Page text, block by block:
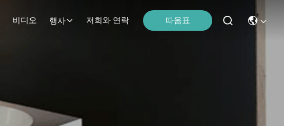
비디오 행사 저희와 연락 따옴표